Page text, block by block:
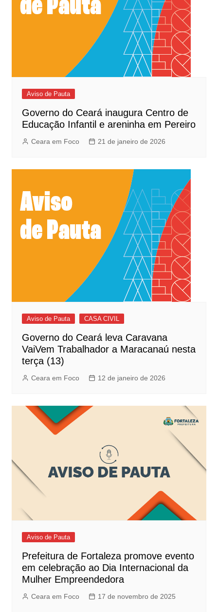
Aviso de Pauta
Governo do Ceará inaugura Centro de
Educação Infantil e areninha em Pereiro
Ceara em Foco 21 de janeiro de 2026
Aviso de Pauta CASA CIVIL
Governo do Ceará leva Caravana
VaiVem Trabalhador a Maracanaú nesta
terça (13)
Ceara em Foco 12 de janeiro de 2026
Aviso de Pauta
Prefeitura de Fortaleza promove evento
em celebração ao Dia Internacional da
Mulher Empreendedora
Ceara em Foco 17 de novembro de 2025